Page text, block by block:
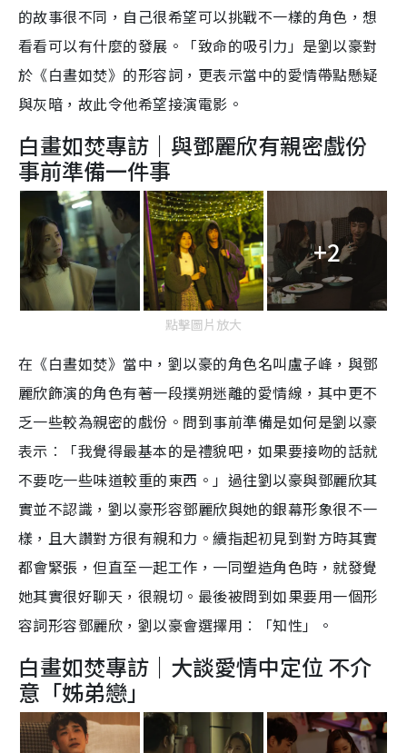
的故事很不同，自己很希望可以挑戰不一樣的角色，想
看看可以有什麼的發展。「致命的吸引力」是劉以豪對
於《白晝如焚》的形容詞，更表示當中的愛情帶點懸疑
與灰暗，故此令他希望接演電影。
白畫如焚專訪｜與鄧麗欣有親密戲份
事前準備一件事
+2
點擊圖片放大
在《白晝如焚》當中，劉以豪的角色名叫盧子峰，與鄧
麗欣飾演的角色有著一段撲朔迷離的愛情線，其中更不
乏一些較為親密的戲份。問到事前準備是如何是劉以豪
表示︰「我覺得最基本的是禮貌吧，如果要接吻的話就
不要吃一些味道較重的東西。」過往劉以豪與鄧麗欣其
實並不認識，劉以豪形容鄧麗欣與她的銀幕形象很不一
樣，且大讚對方很有親和力。續指起初見到對方時其實
都會緊張，但直至一起工作，一同塑造角色時，就發覺
她其實很好聊天，很親切。最後被問到如果要用一個形
容詞形容鄧麗欣，劉以豪會選擇用︰「知性」。
白畫如焚專訪｜大談愛情中定位 不介
意「姊弟戀」